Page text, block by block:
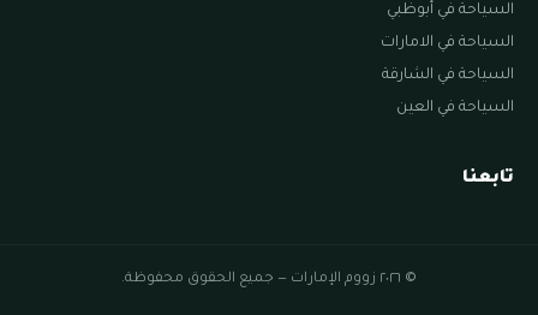
السياحة في أبوظبي
السياحة في الامارات
السياحة في الشارقة
السياحة في العين
تابعنا
© ٢٠٢٦ زووم الإمارات — جميع الحقوق محفوظة.